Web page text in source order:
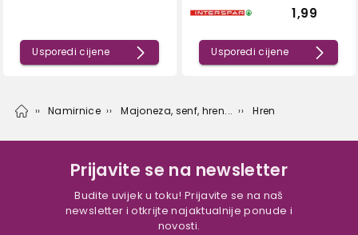
Usporedi cijene
1,99
Usporedi cijene
Namirnice Majoneza, senf, hren... Hren
Prijavite se na newsletter
Budite uvijek u toku! Prijavite se na naš
newsletter i otkrijte najaktualnije ponude i
novosti.